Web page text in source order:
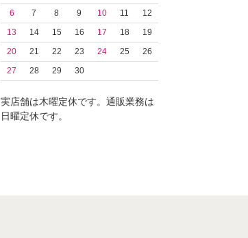
6
7 8 9 10 11
12
13
14 15 16 17 18
19
20
21 22 23 24 25
26
27
28 29 30
実店舗は木曜定休です。通販業務は
日曜定休です。